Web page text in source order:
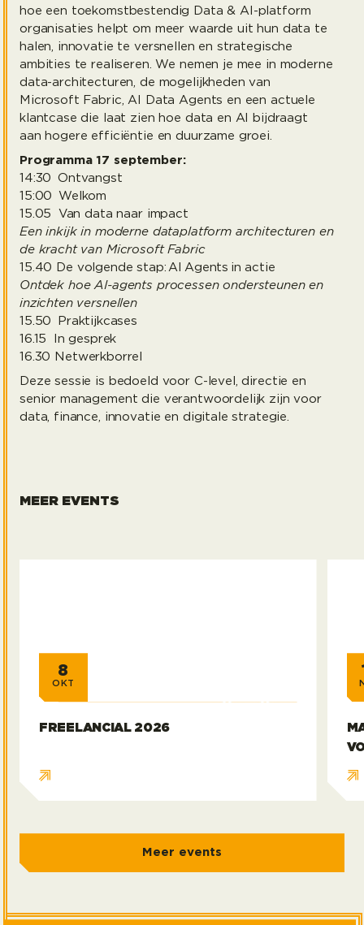
hoe een toekomstbestendig Data & AI-platform
organisaties helpt om meer waarde uit hun data te
halen, innovatie te versnellen en strategische
ambities te realiseren. We nemen je mee in moderne
data-architecturen, de mogelijkheden van
Microsoft Fabric, AI Data Agents en een actuele
klantcase die laat zien hoe data en AI bijdraagt
aan hogere efficiëntie en duurzame groei.
Programma 17 september:
14:30 Ontvangst
15:00
Welkom
15.05 Van data naar impact
Een inkijk in moderne dataplatform architecturen en
de kracht van Microsoft Fabric
15.40
De volgende stap: AI Agents in actie
Ontdek hoe AI-agents processen ondersteunen en
inzichten versnellen
15.50
Praktijkcases
16.15 In gesprek
16.30 Netwerkborrel
Deze sessie is bedoeld voor C-level, directie en
senior management die verantwoordelijk zijn voor
data, finance, innovatie en digitale strategie.
MEER EVENTS
8
OKT
FREELANCIAL 2026
Meer events